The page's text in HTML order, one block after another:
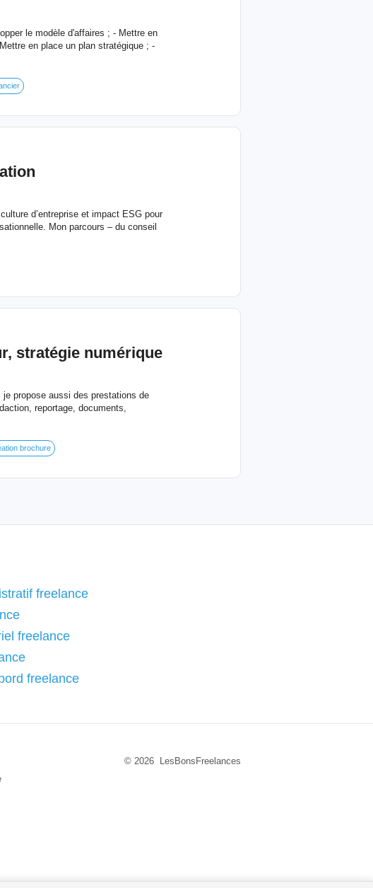
le modèle d'affaires ; - Mettre en
en place un plan stratégique ; -
d’entreprise et impact ESG pour
Mon parcours – du conseil
stratégie numérique
propose aussi des prestations de
reportage, documents,
brochure
freelance
freelance
freelance
© 2026 LesBonsFreelances